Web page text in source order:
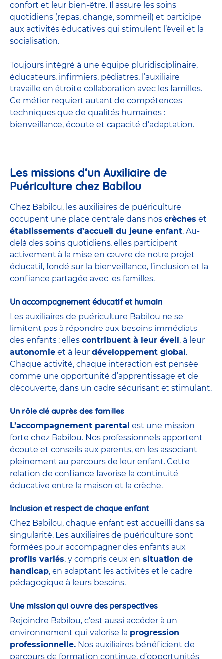
confort et leur bien-être. Il assure les soins
quotidiens (repas, change, sommeil) et participe
aux activités éducatives qui stimulent l’éveil et la
socialisation.
Toujours intégré à une équipe pluridisciplinaire,
éducateurs, infirmiers, pédiatres, l’auxiliaire
travaille en étroite collaboration avec les familles.
Ce métier requiert autant de compétences
techniques que de qualités humaines :
bienveillance, écoute et capacité d’adaptation.
Les missions d’un Auxiliaire de
Puériculture chez Babilou
Chez Babilou, les auxiliaires de puériculture
occupent une place centrale dans nos crèches et
établissements d’accueil du jeune enfant. Au-
delà des soins quotidiens, elles participent
activement à la mise en œuvre de notre projet
éducatif, fondé sur la bienveillance, l’inclusion et la
confiance partagée avec les familles.
Un accompagnement éducatif et humain
Les auxiliaires de puériculture Babilou ne se
limitent pas à répondre aux besoins immédiats
des enfants : elles contribuent à leur éveil , à leur
autonomie et à leur développement global .
Chaque activité, chaque interaction est pensée
comme une opportunité d’apprentissage et de
découverte, dans un cadre sécurisant et stimulant.
Un rôle clé auprès des familles
L’accompagnement parental est une mission
forte chez Babilou. Nos professionnels apportent
écoute et conseils aux parents, en les associant
pleinement au parcours de leur enfant. Cette
relation de confiance favorise la continuité
éducative entre la maison et la crèche.
Inclusion et respect de chaque enfant
Chez Babilou, chaque enfant est accueilli dans sa
singularité. Les auxiliaires de puériculture sont
formées pour accompagner des enfants aux
profils variés, y compris ceux en situation de
handicap, en adaptant les activités et le cadre
pédagogique à leurs besoins.
Une mission qui ouvre des perspectives
Rejoindre Babilou, c’est aussi accéder à un
environnement qui valorise la progression
professionnelle. Nos auxiliaires bénéficient de
parcours de formation continue, d’opportunités